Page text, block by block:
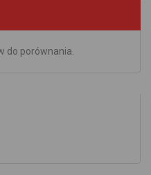
do porównania.